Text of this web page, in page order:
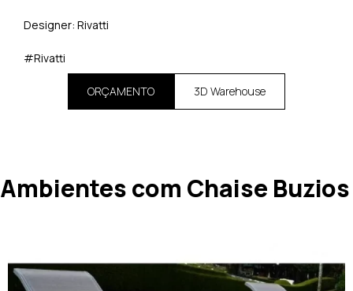
Designer: Rivatti
#Rivatti
ORÇAMENTO 3D Warehouse
Ambientes com Chaise Buzios